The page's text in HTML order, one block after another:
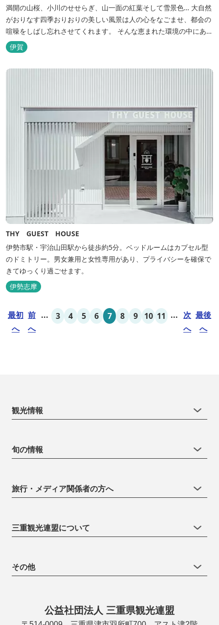
満開の山桜、小川のせせらぎ、山一面の紅葉そして雪景色… 大自然
がおりなす四季おりおりの美しい風景は人の心をなごませ、都会の
喧噪をしばし忘れさせてくれます。 そんな恵まれた環境の中にあ
る、純和風造りの閑静なたたずまい …それが赤目山水園です。 ま
た、赤目山水園の園内からこんこんと湧き出る天然温泉「赤目温泉
山の湯」は、肌にやさしい美人と健康の湯として大勢のお客様に喜
伊賀
THY GUEST HOUSE
伊勢市駅・宇治山田駅から徒歩約5分。ベッドルームはカプセル型
のドミトリー。男女兼用と女性専用があり、プライバシーを確保で
きてゆっくり過ごせます。
伊勢志摩
最初
へ
前
へ
... 3 4 5 6 7 8 9 10 11 ... 次
へ
最後
へ
観光情報
旬の情報
旅行・メディア関係者の方へ
三重観光連盟について
その他
公益社団法人 三重県観光連盟